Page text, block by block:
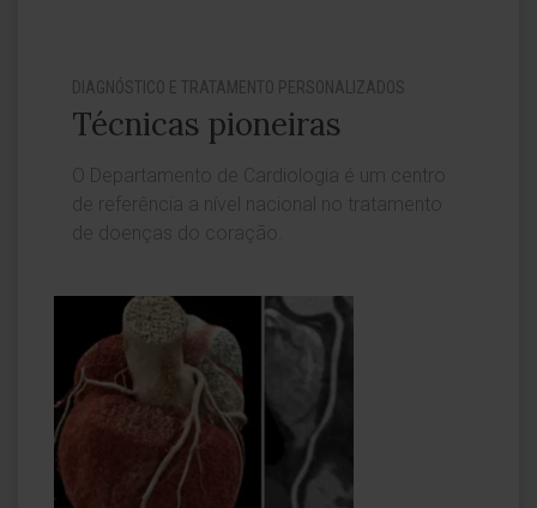
DIAGNÓSTICO E TRATAMENTO PERSONALIZADOS
Técnicas pioneiras
O Departamento de Cardiologia é um centro
de referência a nível nacional no tratamento
de doenças do coração.